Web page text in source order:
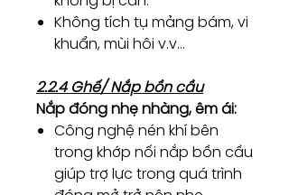
Không tích tụ mảng bám, vi
khuẩn, mùi hôi v.v…
2.2.4 Ghế/ Nắp bồn cầu
Nắp đóng nhẹ nhàng, êm ái:
Công nghệ nén khí bên
trong khớp nối nắp bồn cầu
giúp trợ lực trong quá trình